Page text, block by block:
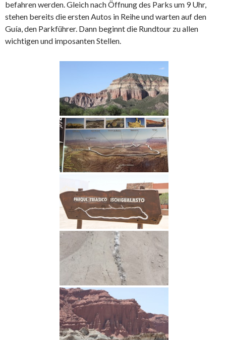
befahren werden. Gleich nach Öffnung des Parks um 9 Uhr,
stehen bereits die ersten Autos in Reihe und warten auf den
Guía, den Parkführer. Dann beginnt die Rundtour zu allen
wichtigen und imposanten Stellen.